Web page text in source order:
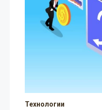
Технологии